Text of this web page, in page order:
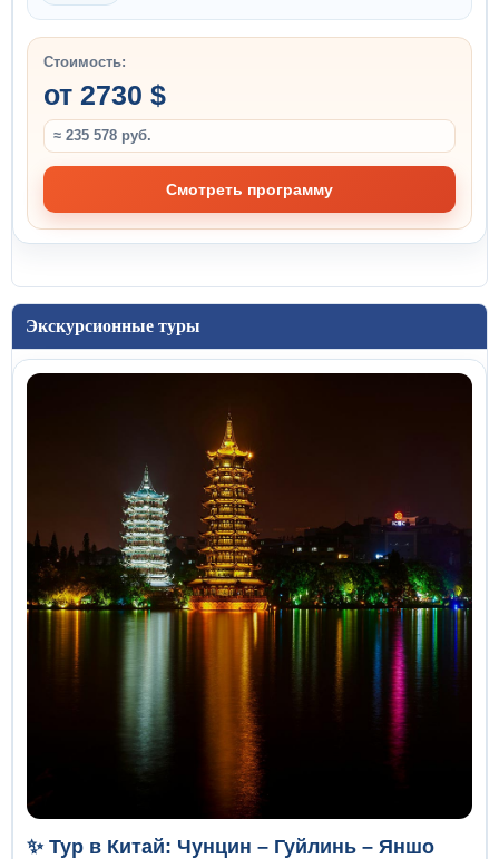
Стоимость:
от 2730 $
≈ 235 578 руб.
Смотреть программу
Экскурсионные туры
✨ Тур в Китай: Чунцин – Гуйлинь – Яншо